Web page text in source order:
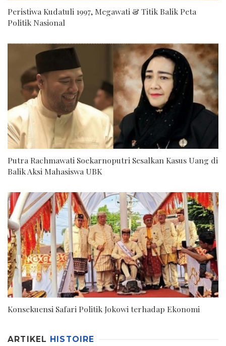
Peristiwa Kudatuli 1997, Megawati & Titik Balik Peta
Politik Nasional
Putra Rachmawati Soekarnoputri Sesalkan Kasus Uang di
Balik Aksi Mahasiswa UBK
Konsekuensi Safari Politik Jokowi terhadap Ekonomi
ARTIKEL HISTOIRE